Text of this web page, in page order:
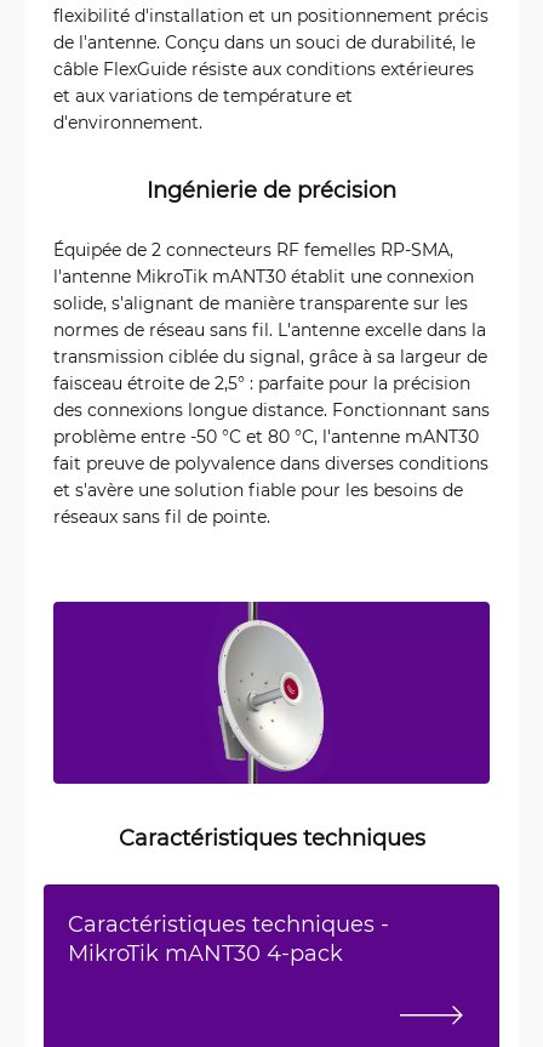
flexibilité d'installation et un positionnement précis
de l'antenne. Conçu dans un souci de durabilité, le
câble FlexGuide résiste aux conditions extérieures
et aux variations de température et
d'environnement.
Ingénierie de précision
Équipée de 2 connecteurs RF femelles RP-SMA,
l'antenne MikroTik mANT30 établit une connexion
solide, s'alignant de manière transparente sur les
normes de réseau sans fil. L'antenne excelle dans la
transmission ciblée du signal, grâce à sa largeur de
faisceau étroite de 2,5° : parfaite pour la précision
des connexions longue distance. Fonctionnant sans
problème entre -50 °C et 80 °C, l'antenne mANT30
fait preuve de polyvalence dans diverses conditions
et s'avère une solution fiable pour les besoins de
réseaux sans fil de pointe.
Caractéristiques techniques
Caractéristiques techniques -
MikroTik mANT30 4-pack